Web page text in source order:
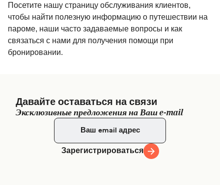
Посетите нашу страницу обслуживания клиентов,
чтобы найти полезную информацию о путешествии на
пароме, наши часто задаваемые вопросы и как
связаться с нами для получения помощи при
бронировании.
Давайте оставаться на связи
Эксклюзивные предложения на Ваш e-mail
Зарегистрироваться